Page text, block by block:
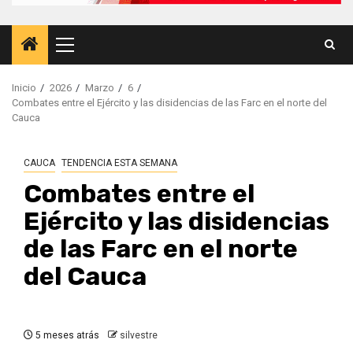
Menú
principal
Inicio 2026 Marzo
6
Combates entre el Ejército y las disidencias de las Farc en el norte del
Cauca
CAUCA TENDENCIA ESTA SEMANA
Combates entre el
Ejército y las disidencias
de las Farc en el norte
del Cauca
5 meses atrás silvestre